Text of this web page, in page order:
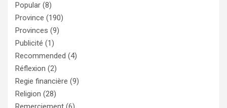
Popular (8)
Province (190)
Provinces (9)
Publicité (1)
Recommended (4)
Réflexion (2)
Regie financière (9)
Religion (28)